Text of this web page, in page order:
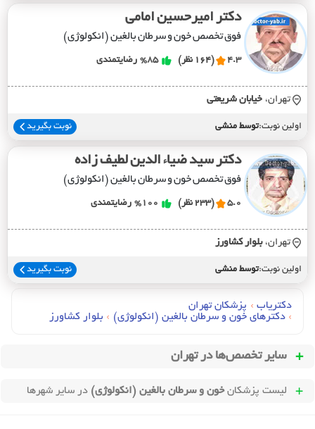
دکتر امیرحسین امامی
فوق تخصص خون و سرطان بالغین (انکولوژی)
4.3 (164 نظر) %85 رضایتمندی
تهران، خيابان شريعتي
اولین نوبت:توسط منشی نوبت بگیرید
دکتر سید ضیاء الدین لطیف زاده
فوق تخصص خون و سرطان بالغین (انکولوژی)
5.0 (233 نظر) %100 رضایتمندی
تهران، بلوار کشاورز
اولین نوبت:توسط منشی نوبت بگیرید
دکتریاب › پزشکان تهران
› دکترهای خون و سرطان بالغين (انکولوژي) › بلوار کشاورز
سایر تخصص‌ها درتهران
لیست پزشکانخون و سرطان بالغین (انکولوژی) در سایر شهرها